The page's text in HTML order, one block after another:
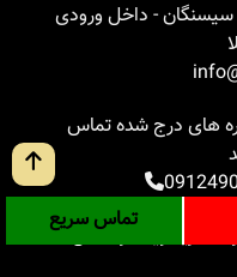
سیسنگان - داخل ورودی
های درج شده تماس
خرید ویلا در شمال
تماس سریع